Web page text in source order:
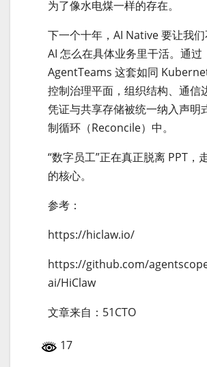
为了像水电煤一样的存在。
下一个十年，AI Native 要让我
AI 怎么在具体业务里干活。通过
AgentTeams 这套如同
控制治理平面，组织结构、通信
凭证与共享存储被统一纳入声明
制循环（Reconcile）中。
“数字员工”正在真正脱离 PPT，
的核心。
参考：
https://hiclaw.io/
https://github.com/
ai/HiClaw
文章来自：51CTO
17